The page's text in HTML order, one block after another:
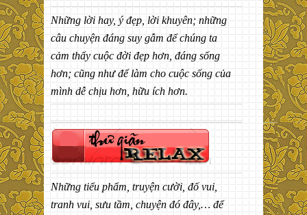
Những lời hay, ý đẹp, lời khuyên; những
câu chuyện đáng suy gẫm để chúng ta
cảm thấy cuộc đời đẹp hơn, đáng sống
hơn; cũng như để làm cho cuộc sống của
mình dễ chịu hơn, hữu ích hơn.
Những tiểu phẩm, truyện cười, đố vui,
tranh vui, sưu tầm, chuyện đó đây,… để